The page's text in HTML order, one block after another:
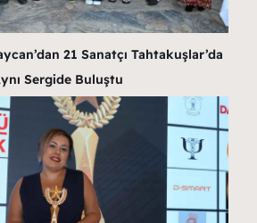
21 Sanatçı Tahtakuşlar’da
Sergide Buluştu